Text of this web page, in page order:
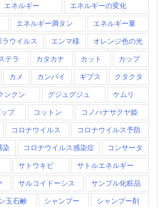
エネルギー エネルギーの変化
エネルギー満タン エネルギー量
ラウイルス エンマ様 オレンジ色の光
テラ カタカナ カット カップ
カメ カンパイ ギブス クタクタ
ンクン グジュグジュ ケムリ
プ コットン コノハナサクヤ姫
コロナウイルス コロナウイルス予防
染 コロナウイルス感染症 コンサータ
サトウキビ サトルエネルギー
サルコイドーシス サンプル化粧品
玉石鹸 シャンプー シャンプー剤